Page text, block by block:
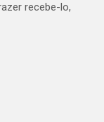
recebe-lo,